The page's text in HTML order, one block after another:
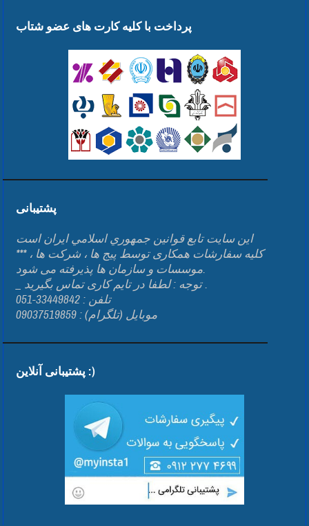
پرداخت با کلیه کارت های عضو شتاب
پشتیبانی
اين سايت تابع قوانين جمهوري اسلامي ايران است
*** کلیه سفارشات همکاری توسط پیج ها ، شرکت ها ،
موسسات و سازمان ها پذیرفته می شود.
_ توجه : لطفا در تایم کاری تماس بگیرید .
تلفن : 33449842-051
موبایل (تلگرام) : 09037519859
پشتیبانی آنلاین :)